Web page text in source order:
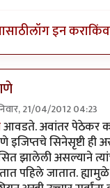
लॉग इन करा
21/04/2012 04:23
आवडते. अवांतर पेठेकर
इजिप्तचे सिनेसृष्टी ही
झालेली असल्याने
पहिले जातात.